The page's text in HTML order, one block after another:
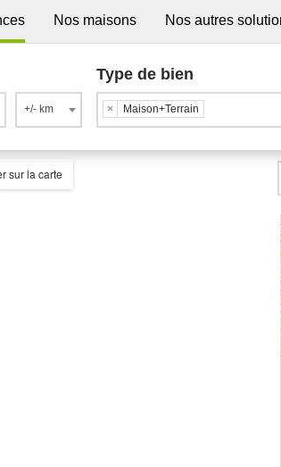
Nos maisons Nos autres
+/- km
Type de bien
× Maison+Terrain
sur la carte